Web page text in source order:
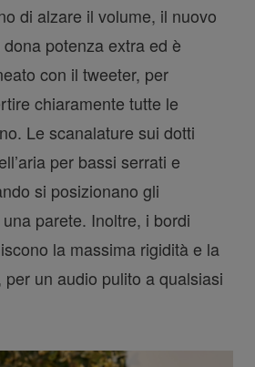
di alzare il volume, il nuovo
potenza extra ed è
con il tweeter, per
chiaramente tutte le
Le scanalature sui dotti
per bassi serrati e
si posizionano gli
parete. Inoltre, i bordi
la massima rigidità e la
un audio pulito a qualsiasi